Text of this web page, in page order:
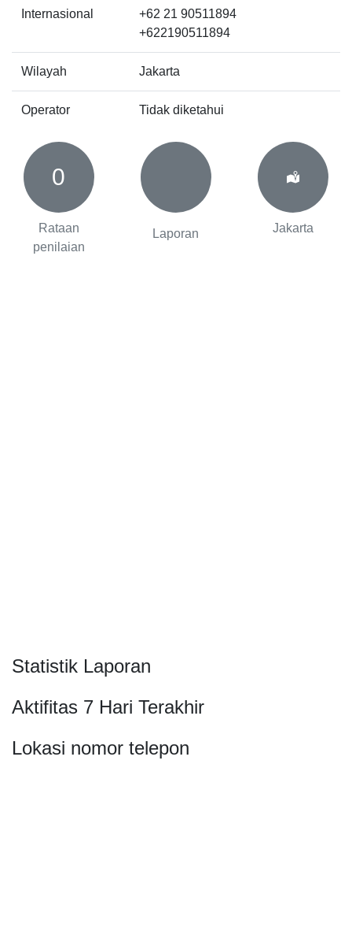
Internasional
+62 21 90511894
+622190511894
Wilayah Jakarta
Operator Tidak diketahui
0
Rataan
penilaian
Laporan Jakarta
Statistik Laporan
Aktifitas 7 Hari Terakhir
Lokasi nomor telepon